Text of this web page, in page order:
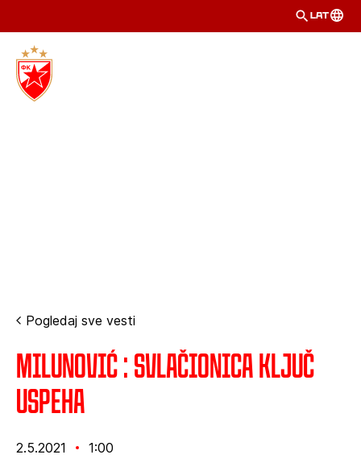
LAT
Pogledaj sve vesti
Milunović : Svlačionica ključ
uspeha
2.5.2021 1:00